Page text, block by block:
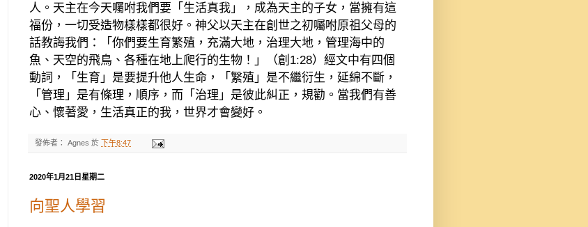
人。天主在今天囑咐我們要「生活真我」，成為天主的子女，當擁有這
福份，一切受造物樣樣都很好。神父以天主在創世之初囑咐原祖父母的
話教誨我們：「你們要生育繁殖，充滿大地，治理大地，管理海中的
魚、天空的飛鳥、各種在地上爬行的生物！」（創 1:28）經文中有四個
動詞，「生育」是要提升他人生命，「 䌓殖」是不繼衍生，延綿不斷，
「管理」是有條理，順序，而「治理」是彼此糾正，規勸。當我們有善
心、懷著愛，生活真正的我，世界才會變好。
發佈者： Agnes 於 下午8:47
2020年1月21日星期二
向聖人學習